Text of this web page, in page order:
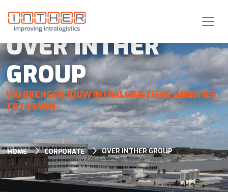
OVER INTHER
GROUP
WIJ BRENGEN JOUW INTRALOGISTIEKE AMBITIES
TOT LEVEN
HOME CORPORATE OVER INTHER GROUP